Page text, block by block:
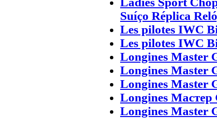
Suíço Réplica
Les pilotes IWC
Les pilotes IWC
Longines Master
Longines Master
Longines Master
Longines Мастер
Longines Master